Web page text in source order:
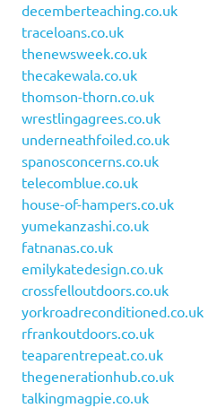
decemberteaching.co.uk
traceloans.co.uk
thenewsweek.co.uk
thecakewala.co.uk
thomson-thorn.co.uk
wrestlingagrees.co.uk
underneathfoiled.co.uk
spanosconcerns.co.uk
telecomblue.co.uk
house-of-hampers.co.uk
yumekanzashi.co.uk
fatnanas.co.uk
emilykatedesign.co.uk
crossfelloutdoors.co.uk
yorkroadreconditioned.co.uk
rfrankoutdoors.co.uk
teaparentrepeat.co.uk
thegenerationhub.co.uk
talkingmagpie.co.uk